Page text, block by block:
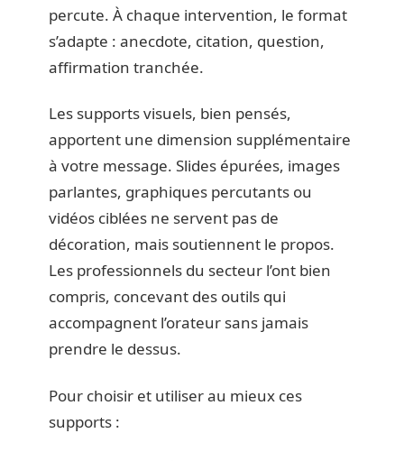
percute. À chaque intervention, le format
s’adapte : anecdote, citation, question,
affirmation tranchée.
Les supports visuels, bien pensés,
apportent une dimension supplémentaire
à votre message. Slides épurées, images
parlantes, graphiques percutants ou
vidéos ciblées ne servent pas de
décoration, mais soutiennent le propos.
Les professionnels du secteur l’ont bien
compris, concevant des outils qui
accompagnent l’orateur sans jamais
prendre le dessus.
Pour choisir et utiliser au mieux ces
supports :